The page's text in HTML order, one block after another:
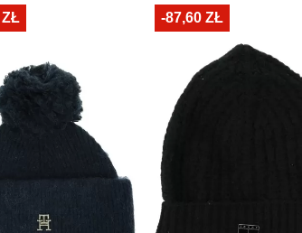
ZŁ -87,60 ZŁ